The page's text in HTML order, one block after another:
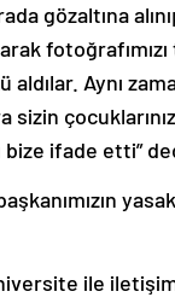
gözaltına
Aynı
sizin
ifade etti”
ile